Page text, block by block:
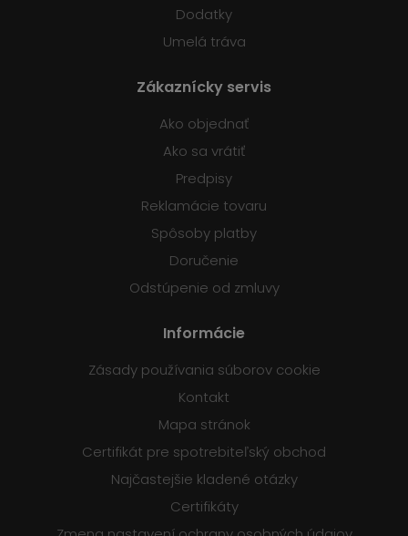
Dodatky
Umelá tráva
Zákaznícky servis
Ako objednať
Ako sa vrátiť
Predpisy
Reklamácie tovaru
Spôsoby platby
Doručenie
Odstúpenie od zmluvy
Informácie
Zásady používania súborov cookie
Kontakt
Mapa stránok
Certifikát pre spotrebiteľský obchod
Najčastejšie kladené otázky
Certifikáty